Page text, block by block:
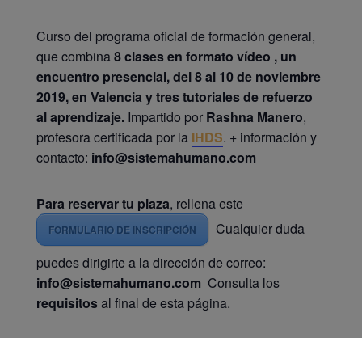
Curso del programa oficial de formación general,
que combina8 clases en formato vídeo , un
encuentro presencial, del 8 al 10 de noviembre
2019, en Valencia y tres tutoriales de refuerzo
al aprendizaje. Impartido por Rashna Manero,
profesora certificada por la IHDS. + información y
contacto: info@sistemahumano.com
Para reservar tu plaza, rellena este
FORMULARIO DE INSCRIPCIÓN
Cualquier duda
puedes dirigirte a la dirección de correo:
info@sistemahumano.com Consulta los
requisitosal final de esta página.